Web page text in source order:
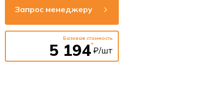
Тип аккумуляторной
батареи
3,6 В 1,5 Ач (Ni-Cd)
Время срабатывания
аварийного режима
Запрос менеджеру
Базовая стоимость
5 194*
₽/шт